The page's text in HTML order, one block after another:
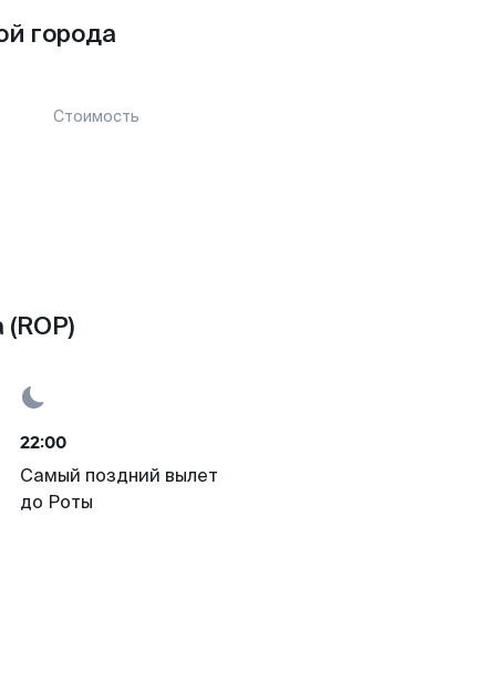
города
Стоимость
22:00
Самый поздний вылет
до Роты